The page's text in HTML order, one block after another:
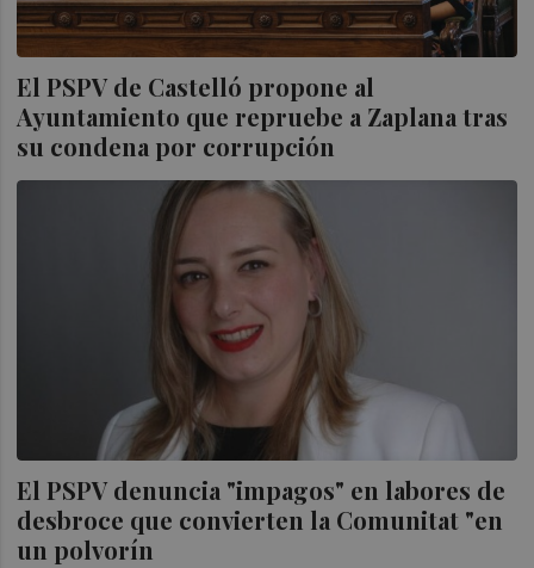
El PSPV de Castelló propone al
Ayuntamiento que repruebe a Zaplana tras
su condena por corrupción
El PSPV denuncia "impagos" en labores de
desbroce que convierten la Comunitat "en
un polvorín